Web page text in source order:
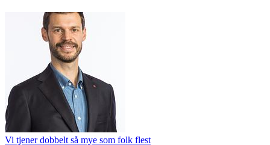
Vi tjener dobbelt så mye som folk flest